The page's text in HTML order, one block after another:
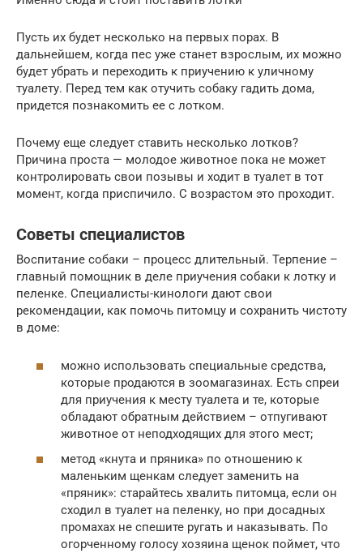
Пусть их будет несколько на первых порах. В
дальнейшем, когда пес уже станет взрослым, их можно
будет убрать и переходить к приучению к уличному
туалету. Перед тем как отучить собаку гадить дома,
придется познакомить ее с лотком.
Почему еще следует ставить несколько лотков?
Причина проста — молодое животное пока не может
контролировать свои позывы и ходит в туалет в тот
момент, когда приспичило. С возрастом это проходит.
Советы специалистов
Воспитание собаки – процесс длительный. Терпение –
главный помощник в деле приучения собаки к лотку и
пеленке. Специалисты-кинологи дают свои
рекомендации, как помочь питомцу и сохранить чистоту
в доме:
можно использовать специальные средства,
которые продаются в зоомагазинах. Есть спреи
для приучения к месту туалета и те, которые
обладают обратным действием – отпугивают
животное от неподходящих для этого мест;
метод «кнута и пряника» по отношению к
маленьким щенкам следует заменить на
«пряник»: старайтесь хвалить питомца, если он
сходил в туалет на пеленку, но при досадных
промахах не спешите ругать и наказывать. По
огорченному голосу хозяина щенок поймет, что